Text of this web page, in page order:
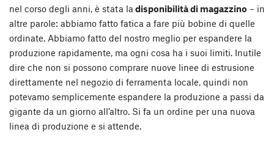
nel corso degli anni, è stata la disponibilità di magazzino – in
altre parole: abbiamo fatto fatica a fare più bobine di quelle
ordinate. Abbiamo fatto del nostro meglio per espandere la
produzione rapidamente, ma ogni cosa ha i suoi limiti. Inutile
dire che non si possono comprare nuove linee di estrusione
direttamente nel negozio di ferramenta locale, quindi non
potevamo semplicemente espandere la produzione a passi da
gigante da un giorno all’altro. Si fa un ordine per una nuova
linea di produzione e si attende.